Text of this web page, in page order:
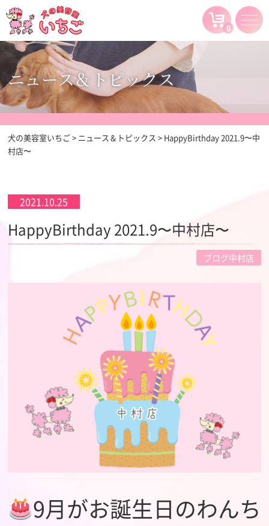
0
ニュース＆トピックス
犬の美容室いちご> ニュース＆トピックス > HappyBirthday 2021.9〜中
村店〜
2021.10.25
HappyBirthday 2021.9〜中村店〜
ブログ中村店
9月がお誕生日のわんち